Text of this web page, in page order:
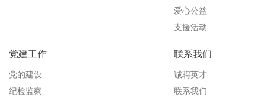
爱心公益
支援活动
党建工作
党的建设
纪检监察
联系我们
诚聘英才
联系我们